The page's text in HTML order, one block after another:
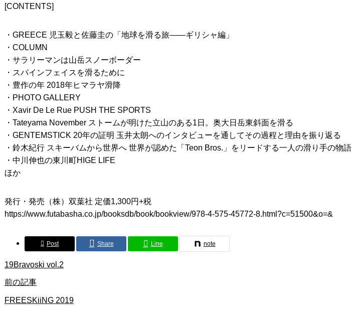
[CONTENTS]
・GREECE 児玉毅と佐藤圭の「地球を滑る旅――ギリシャ編」
・COLUMN
・サラリーマンは山岳スノーボーダー
・スパインフェイスを滑るために
・豊作の年 2018年ヒマラヤ滑降
・PHOTO GALLERY
・Xavir De Le Rue PUSH THE SPORTS
・Tateyama November ストームが明けた立山のある1日。奥大日岳東斜面を滑る
・GENTEMSTICK 20年の証明 玉井太朗へのインタビューを通してその過程と理由を振り返る
・鈴木紀行 スキーバムから世界へ 世界が認めた「Teon Bros.」をリードする一人の滑り手の物語
・中川伸也の東川町HIGE LIFE
ほか
発行・発売（株）双葉社 定価1,300円+税
https://www.futabasha.co.jp/booksdb/book/bookview/978-4-575-45772-8.html?c=51500&o=&
Post Share Line note
19Bravoski vol.2
前の記事
FREESKiiNG 2019